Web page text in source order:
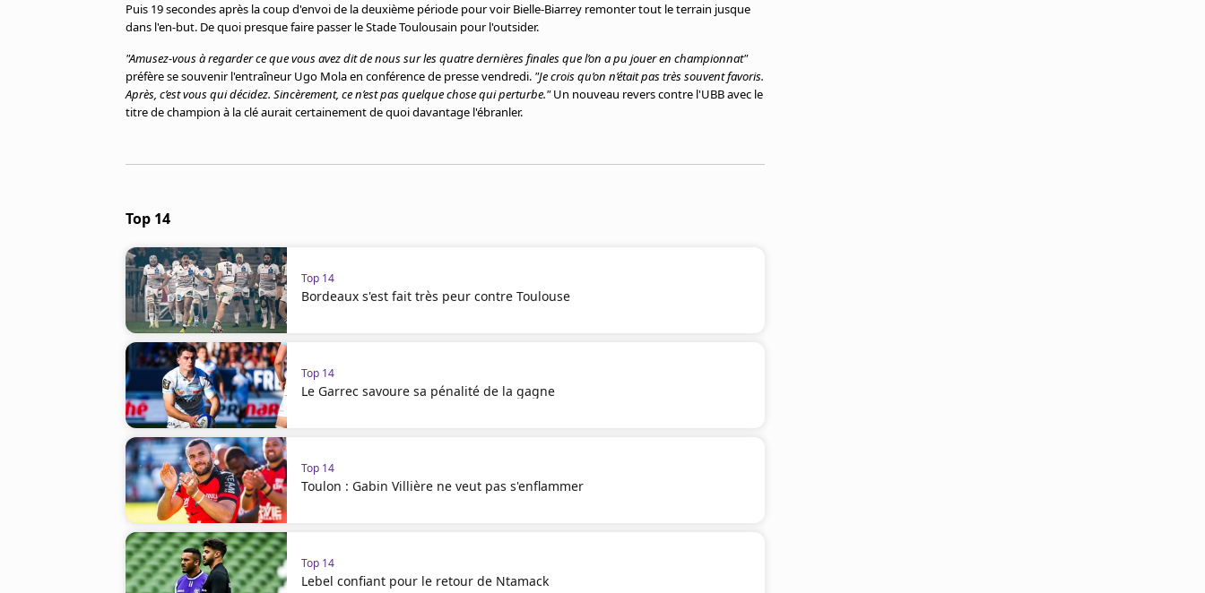
Puis 19 secondes après la coup d'envoi de la deuxième période pour voir Bielle-Biarrey remonter tout le terrain jusque
dans l'en-but. De quoi presque faire passer le Stade Toulousain pour l'outsider.
"Amusez-vous à regarder ce que vous avez dit de nous sur les quatre dernières finales que l’on a pu jouer en championnat"
préfère se souvenir l'entraîneur Ugo Mola en conférence de presse vendredi. "Je crois qu’on n’était pas très souvent favoris.
Après, c’est vous qui décidez. Sincèrement, ce n’est pas quelque chose qui perturbe."Un nouveau revers contre l'UBB avec le
titre de champion à la clé aurait certainement de quoi davantage l'ébranler.
Top 14
Top 14
Bordeaux s'est fait très peur contre Toulouse
Top 14
Le Garrec savoure sa pénalité de la gagne
Top 14
Toulon : Gabin Villière ne veut pas s'enflammer
Top 14
Lebel confiant pour le retour de Ntamack